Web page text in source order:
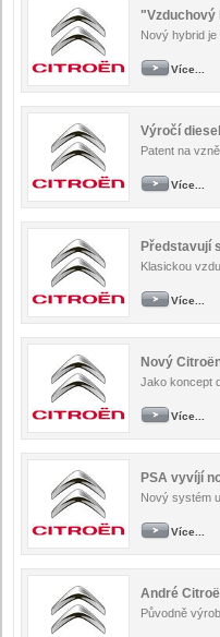
"Vzduchový
Nový hybrid je
Více...
Výročí
Patent na
Více...
Představují
Klasickou
Více...
Nový
Jako koncept
Více...
PSA vyvíjí
Nový systém
Více...
André
Původně